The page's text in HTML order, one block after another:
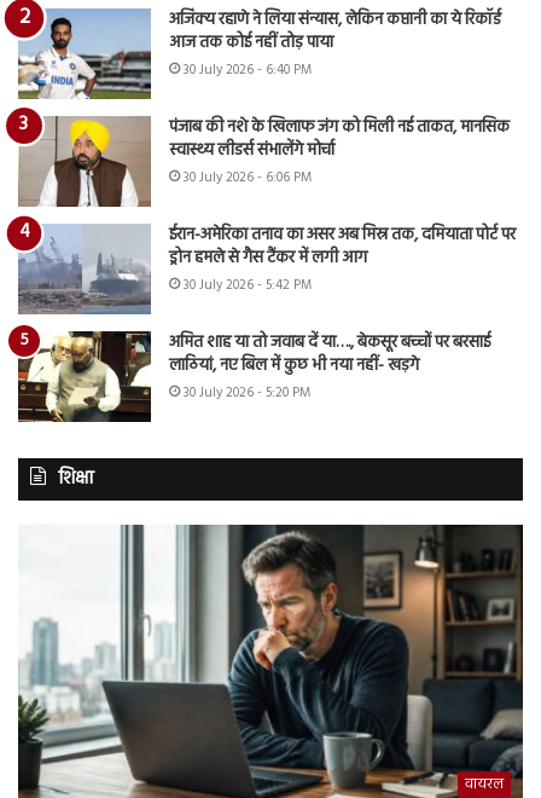
अजिंक्य रहाणे ने लिया संन्यास, लेकिन कप्तानी का ये रिकॉर्ड
आज तक कोई नहीं तोड़ पाया
30 July 2026 - 6:40 PM
पंजाब की नशे के खिलाफ जंग को मिली नई ताकत, मानसिक
स्वास्थ्य लीडर्स संभालेंगे मोर्चा
30 July 2026 - 6:06 PM
ईरान-अमेरिका तनाव का असर अब मिस्र तक, दमियाता पोर्ट पर
ड्रोन हमले से गैस टैंकर में लगी आग
30 July 2026 - 5:42 PM
अमित शाह या तो जवाब दें या…., बेकसूर बच्चों पर बरसाई
लाठियां, नए बिल में कुछ भी नया नहीं- खड़गे
30 July 2026 - 5:20 PM
शिक्षा
वायरल